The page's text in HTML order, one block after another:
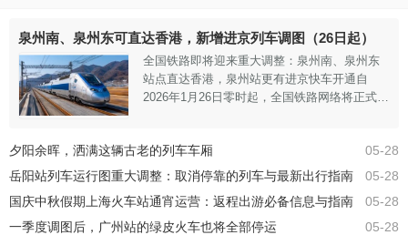
泉州南、泉州东可直达香港，新增进京列车调图（26日起）
全国铁路即将迎来重大调整：泉州南、泉州东
站点直达香港，泉州站更有进京快车开通自
2026年1月26日零时起，全国铁路网络将正式启
的运输线路，更对区域性的列车网络布局进行
了全面而精细的优化。这些调整旨在有效缩短
勃发展和满足广大旅客日益增长的出行需求，
注入一股强劲而积极的动力。新增直达
05-28
夕阳余晖，洒满这辆古老的列车车厢
05-28
岳阳站列车运行图重大调整：取消停靠的列车与最新出行指南
05-28
国庆中秋假期上海火车站通宵运营：返程出游必备信息与指南
05-28
一季度调图后，广州站的绿皮火车也将全部停运